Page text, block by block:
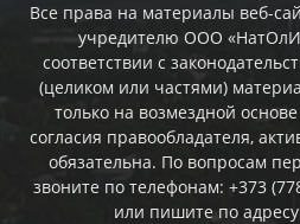
Все права на материалы веб-
учредителю ООО
соответствии с
(целиком или частями)
только на возмездной
согласия правообладателя,
обязательна. По вопросам
звоните по телефонам: +373
или пишите по